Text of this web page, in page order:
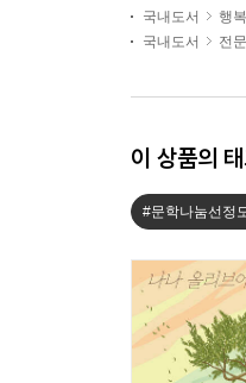
국내도서 행
국내도서
전
이 상품의
#문학나눔선정